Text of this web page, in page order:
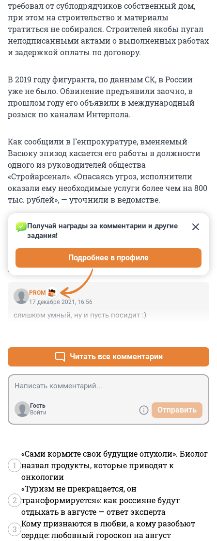
требовал от субподрядчиков собственный дом,
при этом на строительство и материалы
тратиться не собирался. Строителей якобы пугал
неподписанными актами о выполненных работах
и задержкой оплаты по договору.
В 2019 году фигуранта, по данным СК, в России
уже не было. Обвинение предъявили заочно, в
прошлом году его объявили в международный
розыск по каналам Интерпола.
Как сообщили в Генпрокуратуре, вменяемый
Васюку эпизод касается его работы в должности
одного из руководителей общества
«Стройарсенал». «Опасаясь угроз, исполнители
оказали ему необходимые услуги более чем на 800
тыс. рублей», — уточнили в ведомстве.
КОММЕНТАРИИ 1
PROM
Получай награды за комментарии и другие
задания!
Подробнее в профиле
17 декабря 2021, 16:56
слишком умный, ну и пусть посидит :)
Читать все комментарии
Гость
Войти
Отправить
1
«Сами кормите свои будущие опухоли». Биолог
назвал продукты, которые приводят к
онкологии
2
«Туризм не прекращается, он
трансформируется»: как россияне будут
отдыхать в августе — ответ эксперта
3
Кому признаются в любви, а кому разобьют
сердце: любовный гороскоп на август